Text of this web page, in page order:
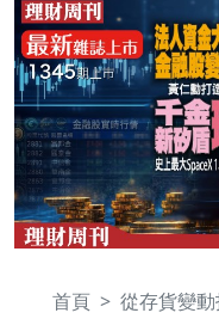
首頁 從存貨變